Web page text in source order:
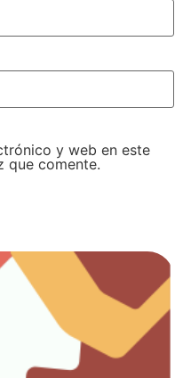
y web en este
que comente.